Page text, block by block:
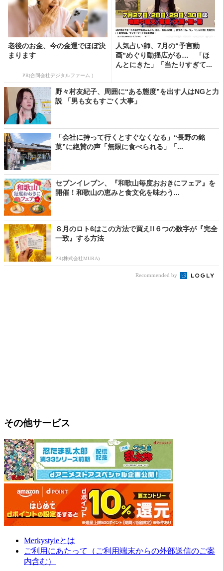
老後のお金、今の金運でほぼ決
まります
PR(合同会社デジタルファーム )
人気占い師、7月の“予言動
画”めぐり動揺広がる… 「ほ
んとにきた」「当たりすぎて...
野々村友紀子、周囲に“ある態度”を出す人はNGと力
説 「男も女もすごく大事」
「会社に持って行くとすぐなくなる」“長野の銘
菓”に絶賛の声「無限に食べられる」「...
セブンイレブン、『和歌山毎度おおきにフェア』を
開催！和歌山の恵みと食文化を味わう...
８月のロト6はこの方法で買え!!６つの数字が『完全
一致』する方法
PR(株式会社MURA)
Recommended by
その他サービス
Merkystyleとは
ご利用にあたって（ご利用端末からの外部送信のご案
内含む）